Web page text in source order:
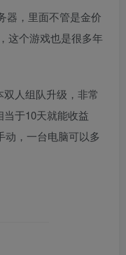
器，里面不管是金价
这个游戏也是很多年
人组队升级，非常
于10天就能收益
动，一台电脑可以多